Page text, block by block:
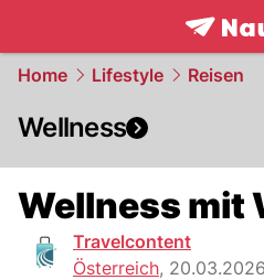
Home Lifestyle Reisen
Wellness
Wellness mit
Travelcontent
Österreich,